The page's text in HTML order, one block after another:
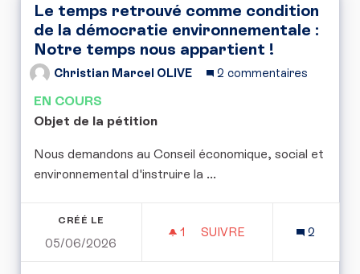
Le temps retrouvé comme condition
de la démocratie environnementale :
Notre temps nous appartient !
Christian Marcel OLIVE 2 commentaires
EN COURS
Objet de la pétition
Nous demandons au Conseil économique, social et
environnemental d'instruire la ...
CRÉÉ LE
05/06/2026
1 1 ABONNÉ
SUIVRE
2